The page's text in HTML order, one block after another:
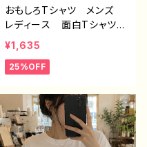
おもしろTシャツ メンズ
レディース 面白Tシャツ
かわいい おしゃれ イラ
スト パンダ 動物 ゆる
かわ ゆるい ユニーク
ター おすすめ 個性的
人気 イラストレーター
クリエイター 絵師 オリ
ジナル デザイン グッ
¥1,635
25%OFF